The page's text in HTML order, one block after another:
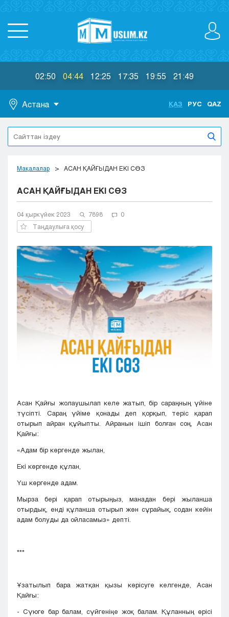
02:50 04:44 12:25 17:35 19:55 21:49
Астана
Астана
Алматы
Актобе
Жезказган
Караганда
Кокшетау
Костанай
Павлодар
Петропавловск
Семей
Талдыкорган
Тараз
Туркестан
Уральск
ҚАЗ РУС QAZ
Мақалалар АСАН ҚАЙҒЫДАН ЕКІ СӨЗ
АСАН ҚАЙҒЫДАН ЕКІ СӨЗ
04 қыркүйек 2023 7898
0
Таңдаулыға қосу
Асан Қайғы жолаушылап келе жатып, бір сараңның үйіне
түсіпті. Сараң үйіме қонады деп қорқып, теріс қарап
отырып айран құйыпты. Айранын ішіп болған соң, Асан
Қайғы:
«Адам бір көргенде жылан,
Екі көргенде құлан,
Үш көргенде адам.
Мырза бері қарап отырыңыз, манадан бері жыланша
отырдық, енді құланша отырып жөн сұрайық, содан кейін
адам болуды да ойласамыз» депті.
***
Ұзатылып бара жатқан қызы көрісуге келгенде, Асан
Қайғы:
- Сүюге бар балам, сүйгеніңе жоқ балам. Құланның өрісі